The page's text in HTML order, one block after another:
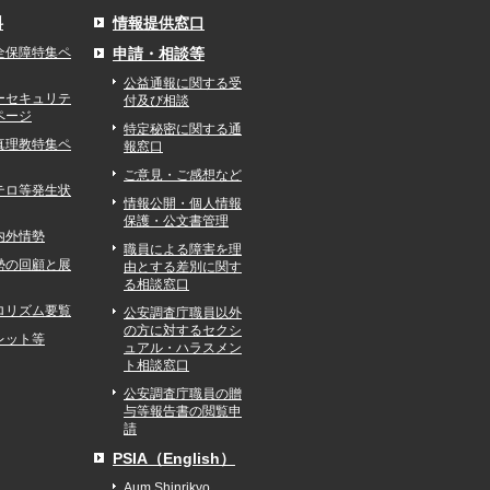
保障特集ペ
セキュリテ
ージ
理教特集ペ
ロ等発生状
外情勢
の回顧と展
リズム要覧
ット等
情報提供窓口
申請・相談等
公益通報に関する受
付及び相談
特定秘密に関する通
報窓口
ご意見・ご感想など
情報公開・個人情報
保護・公文書管理
職員による障害を理
由とする差別に関す
る相談窓口
公安調査庁職員以外
の方に対するセクシ
ュアル・ハラスメン
ト相談窓口
公安調査庁職員の贈
与等報告書の閲覧申
請
PSIA（English）